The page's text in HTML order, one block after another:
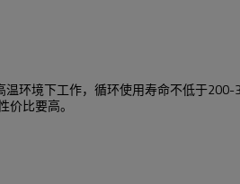
环境下工作，循环使用寿命不低于
比要高。